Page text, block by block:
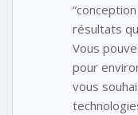
résultats
Vous
pour
vous